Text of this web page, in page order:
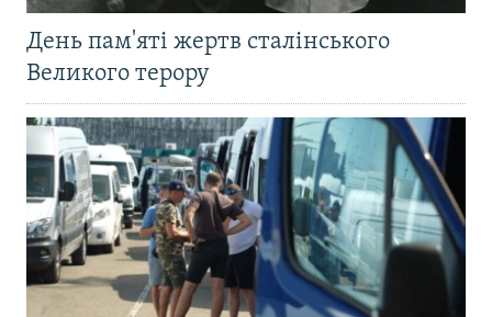
День пам'яті жертв сталінського
Великого терору